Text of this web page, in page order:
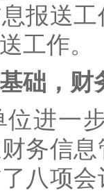
报送
工作。
础，财
位进一
务信
八项